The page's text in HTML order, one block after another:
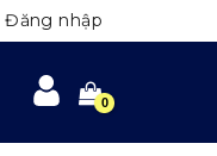
Đăng nhập